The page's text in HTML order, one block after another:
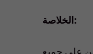
الخلاصة:
على جميع